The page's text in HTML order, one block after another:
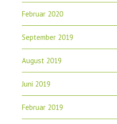
Februar 2020
September 2019
August 2019
Juni 2019
Februar 2019